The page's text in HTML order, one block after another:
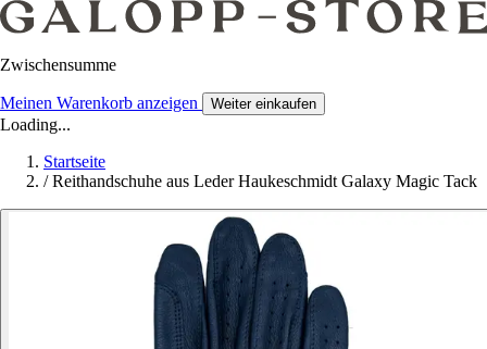
Zwischensumme
Meinen Warenkorb anzeigen Weiter einkaufen
Loading...
Startseite
/ Reithandschuhe aus Leder Haukeschmidt Galaxy Magic Tack